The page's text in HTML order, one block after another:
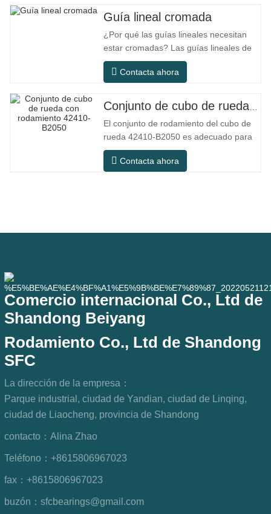
Guía lineal cromada
¿Por qué las guías lineales necesitan
estar cromadas? Las guías lineales de
acero ordinario pueden satisfacer las
necesidades operativas básicas en
convencionales, pero en escenarios de
uso práctico como equipos de
automatización, máquinas herramienta
de precisión, equipos
Contacta ahora
El conjunto de rodamiento del cubo de
rueda 42410-B2050 es adecuado para
el mercado de mantenimiento y
reemplazo de automóviles, cumpliendo
Contacta ahora
Comercio internacional Co., Ltd de
Shandong Beiyang
Rodamiento Co., Ltd de Shandong
SFC
La dirección de la empresa：
Parque industrial, ciudad de Yandian, ciudad de Linqing,
ciudad de Liaocheng, provincia de Shandong
contacto： Alina Zhao
Teléfono： +8615806967023
fax： +8615806967023
buzón： sfcbearings@gmail.com